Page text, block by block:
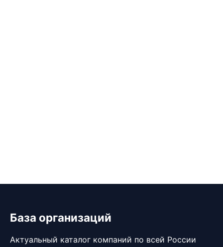
База организаций
Актуальный каталог компаний по всей России